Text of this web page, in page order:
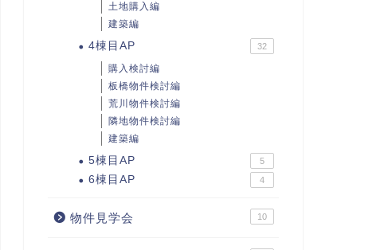
土地購入編
建築編
4棟目AP 32
購入検討編
板橋物件検討編
荒川物件検討編
隣地物件検討編
建築編
5棟目AP 5
6棟目AP 4
物件見学会 10